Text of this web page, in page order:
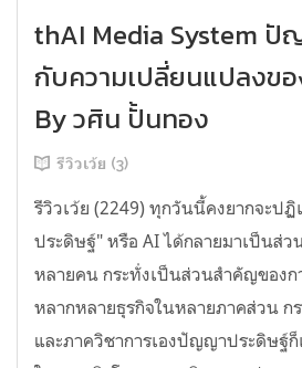
thAI Media System
กับความเปลี่ยนแปลงข
By วศิน ปั้นทอง
รีวิวเว้ย (3)
รีวิวเว้ย (2249) ทุกวันนี้คงยากจะป
ประดิษฐ์" หรือ AI ได้กลายมาเป็นส่
หลายคน กระทั่งเป็นส่วนสำคัญของก
หลากหลายธุรกิจในหลายภาคส่วน ก
และภาควิชาการเองปัญญาประดิษฐ์